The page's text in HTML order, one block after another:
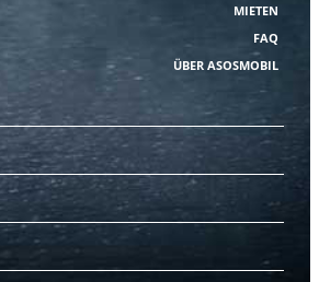
MIETEN
FAQ
ÜBER ASOSMOBIL